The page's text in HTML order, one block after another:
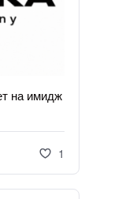
на имидж
1